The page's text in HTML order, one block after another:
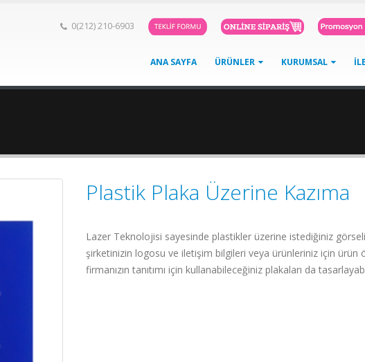
0(212) 210-6903
ANA SAYFA ÜRÜNLER KURUMSAL
Plastik Plaka Üzerine Kazıma
Lazer Teknolojisi sayesinde plastikler üzerine istediğiniz
şirketinizin logosu ve iletişim bilgileri veya ürünleriniz için ürün
firmanızın tanıtımı için kullanabileceğiniz plakaları da